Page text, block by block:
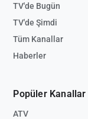
TV'de Bugün
TV'de Şimdi
Tüm Kanallar
Haberler
Popüler Kanallar
ATV